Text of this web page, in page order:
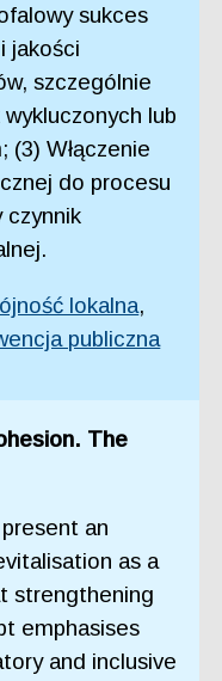
sukces
jakości
szczególnie
lub
(3) Włączenie
do procesu
czynnik
lokalna,
publiczna
The
an
as a
strengthening
emphasises
and inclusive